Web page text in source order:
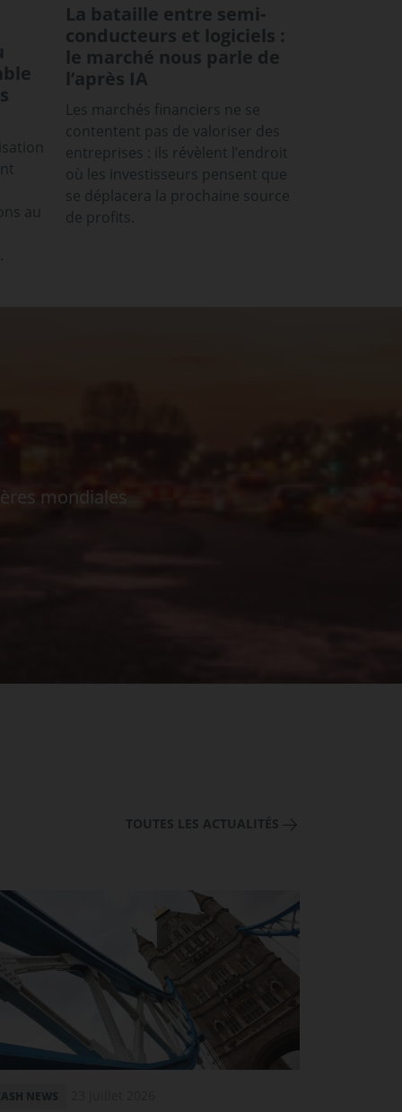
au
La bataille entre semi-
conducteurs et logiciels :
le marché nous parle de
l’après IA
Les marchés financiers ne se
contentent pas de valoriser des
entreprises : ils révèlent l’endroit
où les investisseurs pensent que
se déplacera la prochaine source
de profits.
mondiales
TOUTES LES ACTUALITÉS